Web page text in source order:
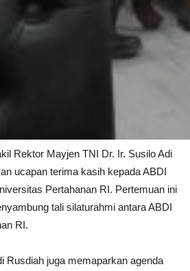
Rektor Mayjen TNI Dr. Ir. Susilo Adi
ucapan terima kasih kepada ABDI
Pertahanan RI. Pertemuan ini
tali silaturahmi antara ABDI
RI.
Rusdiah juga memaparkan agenda